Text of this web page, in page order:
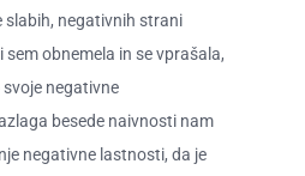
slabih, negativnih strani
obnemela in se vprašala,
negativne
besede naivnosti nam
negativne lastnosti, da je